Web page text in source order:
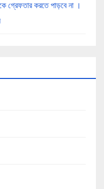
গ্রেফতার করতে পাড়বে না ।